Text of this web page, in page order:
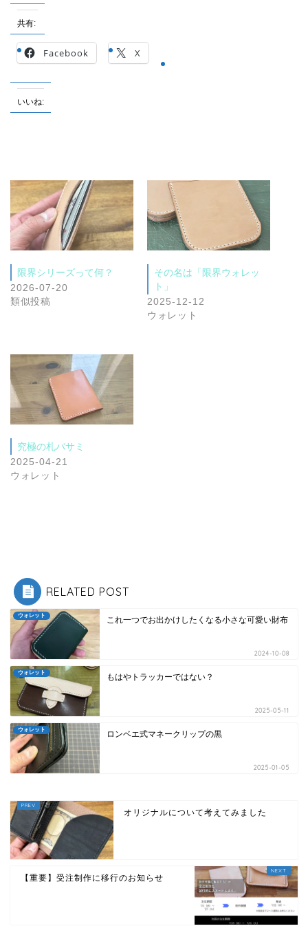
共有:
Facebook X
いいね:
限界シリーズって何？
2026-07-20
類似投稿
その名は「限界ウォレッ
ト」
2025-12-12
ウォレット
究極の札バサミ
2025-04-21
ウォレット
RELATED POST
ウォレット これ一つでお出かけしたくなる小さな可愛い財布
2024-10-08
ウォレット もはやトラッカーではない？
2025-05-11
ウォレット ロンベエ式マネークリップの黒
2025-01-05
オリジナルについて考えてみました
【重要】受注制作に移行のお知らせ